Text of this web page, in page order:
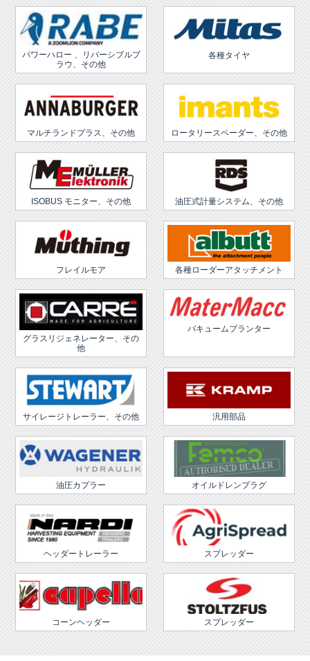
パワーハロー 、リバーシブルプ
ラウ、その他
各種タイヤ
マルチランドプラス、その他 ロータリースペーダー、その他
ISOBUS モニター、その他 油圧式計量システム、その他
フレイルモア 各種ローダーアタッチメント
グラスリジェネレーター、その
他
バキュームプランター
サイレージトレーラー、その他 汎用部品
油圧カプラー オイルドレンプラグ
ヘッダートレーラー スプレッダー
コーンヘッダー スプレッダー